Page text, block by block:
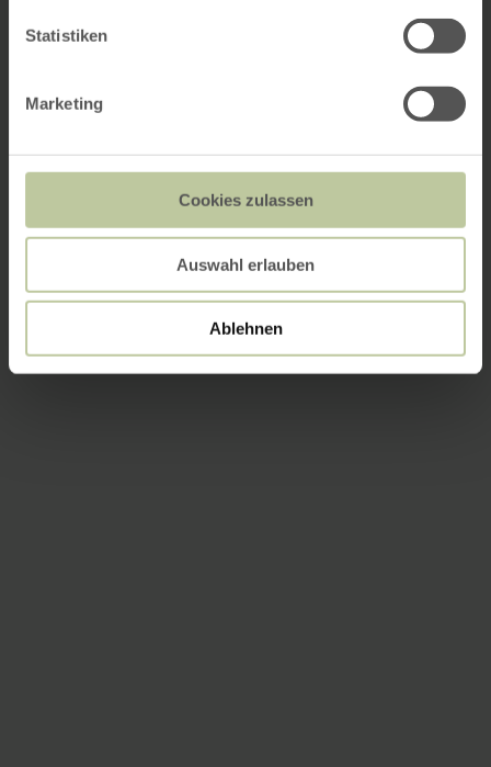
Statistiken
Marketing
Cookies zulassen
Auswahl erlauben
Ablehnen